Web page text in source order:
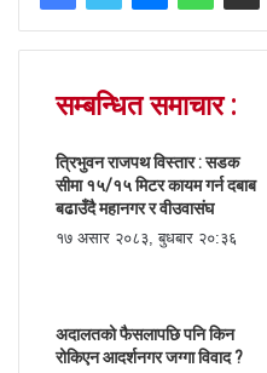
सम्बन्धित समाचार :
त्रिभुवन राजपथ विस्तार : सडक
सीमा १५/१५ मिटर कायम गर्न दबाब
बढाउँदै महानगर र वीउवासंघ
१७ असार २०८३, बुधबार २०:३६
अदालतको फैसलापछि पनि किन
रोकिएन आदर्शनगर जग्गा विवाद ?